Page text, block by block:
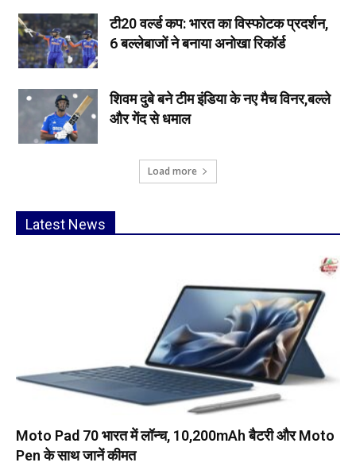
टी20 वर्ल्ड कप: भारत का विस्फोटक प्रदर्शन,
6 बल्लेबाजों ने बनाया अनोखा रिकॉर्ड
शिवम दुबे बने टीम इंडिया के नए मैच विनर,बल्ले
और गेंद से धमाल
Load more
Latest News
Moto Pad 70 भारत में लॉन्च, 10,200mAh बैटरी और Moto
Pen के साथ जानें कीमत